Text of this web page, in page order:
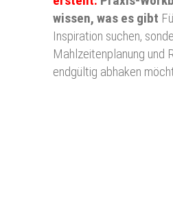
wissen, was es gibt
Inspiration suchen,
Mahlzeitenplanung und
endgültig abhaken